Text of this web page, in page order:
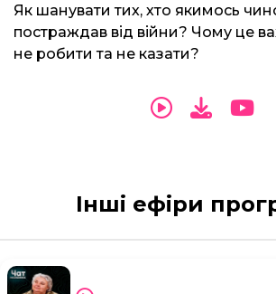
Як шанувати тих, хто якимось
постраждав від війни? Чому це
не робити та не казати?
Інші ефіри